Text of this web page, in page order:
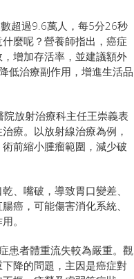
超過9.6萬人，每5分26秒
麼呢？營養師指出，癌症
增加存活率，並建議額外
低治療副作用，增進生活品
放射治療科主任王崇義表
療。以放射線治療為例，
前縮小腫瘤範圍，減少破
、嘴破，導致胃口變差、
癌，可能傷害消化系統、
。
患者體重流失較為嚴重。觀
降的問題，主因是癌症對